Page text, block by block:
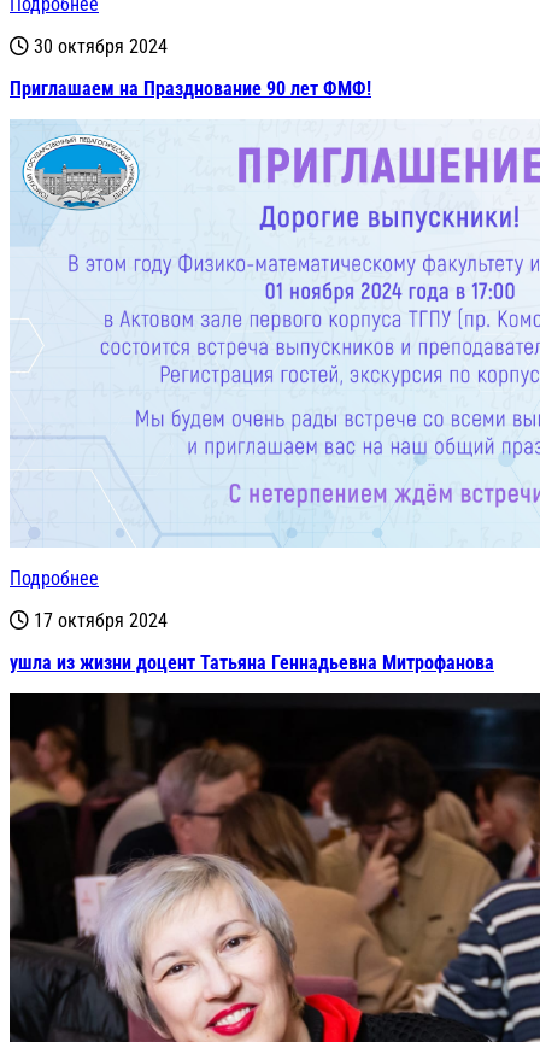
30 октября 2024
Приглашаем на Празднование 90 лет ФМФ!
Подробнее
17 октября 2024
ушла из жизни доцент Татьяна Геннадьевна Митрофанова